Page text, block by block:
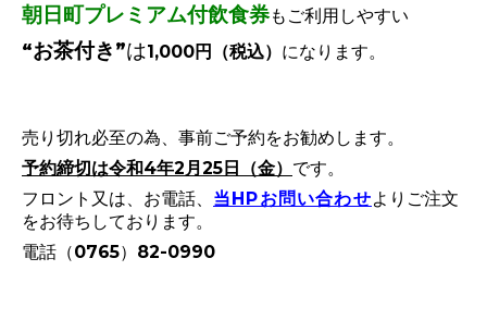
朝日町プレミアム付飲食券もご利用しやすい
“お茶付き”は1,000円（税込） になります。
売り切れ必至の為、事前ご予約をお勧めします。
予約締切は令和4年2月25日（金） です。
フロント又は、お電話、 当HPお問い合わせよりご注文
をお待ちしております。
電話（0765）82-0990